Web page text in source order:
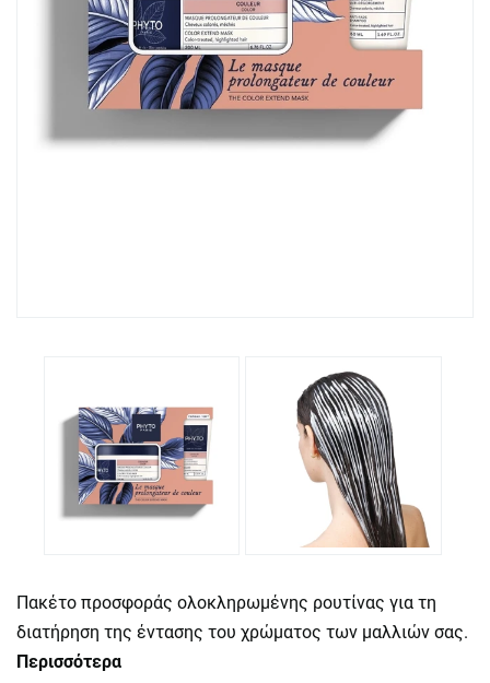
Πακέτο προσφοράς ολοκληρωμένης ρουτίνας για τη
διατήρηση της έντασης του χρώματος των μαλλιών σας.
Περισσότερα